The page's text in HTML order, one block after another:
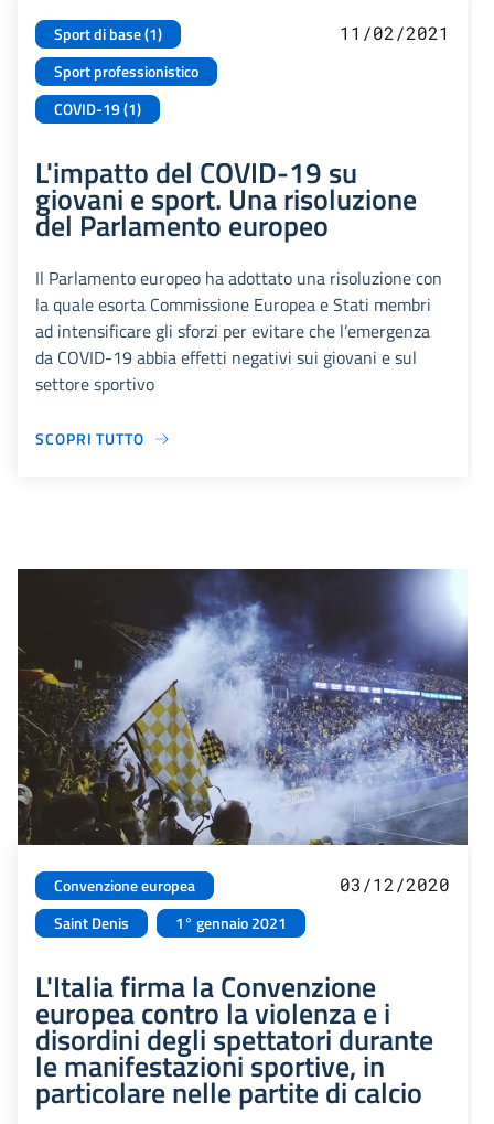
Sport di base (1)
Sport professionistico
COVID-19 (1)
11/02/2021
L'impatto del COVID-19 su
giovani e sport. Una risoluzione
del Parlamento europeo
Il Parlamento europeo ha adottato una risoluzione con
la quale esorta Commissione Europea e Stati membri
ad intensificare gli sforzi per evitare che l’emergenza
da COVID-19 abbia effetti negativi sui giovani e sul
settore sportivo
SCOPRI TUTTO
Convenzione europea
Saint Denis
1° gennaio 2021
03/12/2020
L'Italia firma la Convenzione
europea contro la violenza e i
disordini degli spettatori durante
le manifestazioni sportive, in
particolare nelle partite di calcio